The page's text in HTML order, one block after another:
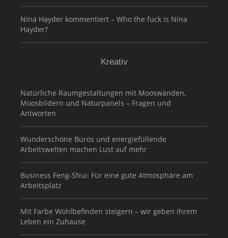
Nina Hayder kommentiert – Who the fuck is Nina
Hayder?
Kreativ
Natürliche Raumgestaltungen mit Mooswänden,
Moosbildern und Naturpanels – Fragen und
Antworten
Wunderschöne Büros und energiefüllende
Arbeitswelten machen Lust auf mehr
Business Feng-Shui: Für eine gute Atmosphäre am
Arbeitsplatz
Mit Farbe Wohlbefinden steigern – wir geben Ihrem
Leben ein Zuhause